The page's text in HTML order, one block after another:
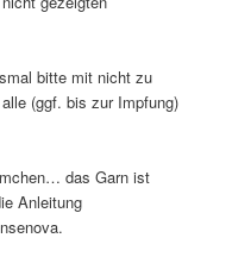
bitte mit nicht zu
(ggf. bis zur Impfung)
das Garn ist
Anleitung